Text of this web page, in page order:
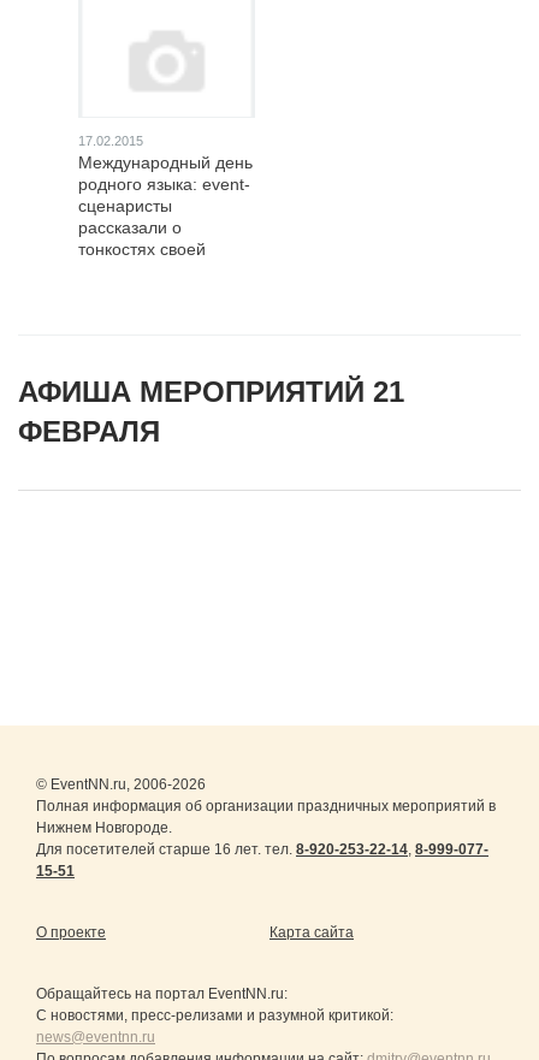
17.02.2015
Международный день
родного языка: event-
сценаристы
рассказали о
тонкостях своей
АФИША МЕРОПРИЯТИЙ 21
ФЕВРАЛЯ
© EventNN.ru, 2006-2026
Полная информация об организации праздничных мероприятий в
Нижнем Новгороде.
Для посетителей старше 16 лет. тел. 8-920-253-22-14, 8-999-077-
15-51
О проекте Карта сайта
Обращайтесь на портал EventNN.ru:
С новостями, пресс-релизами и разумной критикой:
news@eventnn.ru